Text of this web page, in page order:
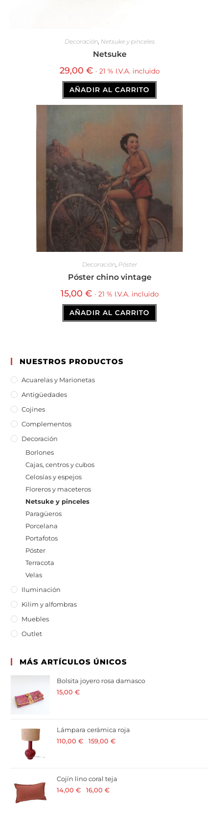
Decoración Netsuke y pinceles
Netsuke
29,00 € · 21 % I.V.A. incluido
AÑADIR AL CARRITO
Decoración, Póster
Póster chino vintage
15,00 € · 21 % I.V.A. incluido
AÑADIR AL CARRITO
NUESTROS PRODUCTOS
Acuarelas y Marionetas
Antigüedades
Cojines
Complementos
Decoración
Borlones
Cajas, centros y cubos
Celosías y espejos
Floreros y maceteros
Netsuke y pinceles
Paragüeros
Porcelana
Portafotos
Póster
Terracota
Velas
Iluminación
Kilim y alfombras
Muebles
Outlet
MÁS ARTÍCULOS ÚNICOS
Bolsita joyero rosa damasco
15,00€
Lámpara cerámica roja
110,00€ 159,00€
Cojín lino coral teja
14,00€ 16,00€